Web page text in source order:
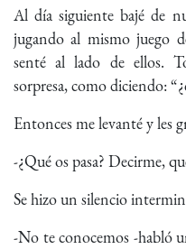
Al día siguiente bajé de
jugando al mismo juego
senté al lado de ellos.
sorpresa, como diciendo:
Entonces me levanté y les
-¿Qué os pasa? Decirme,
Se hizo un silencio
-No te conocemos -habló